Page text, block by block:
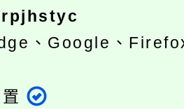
、Google、